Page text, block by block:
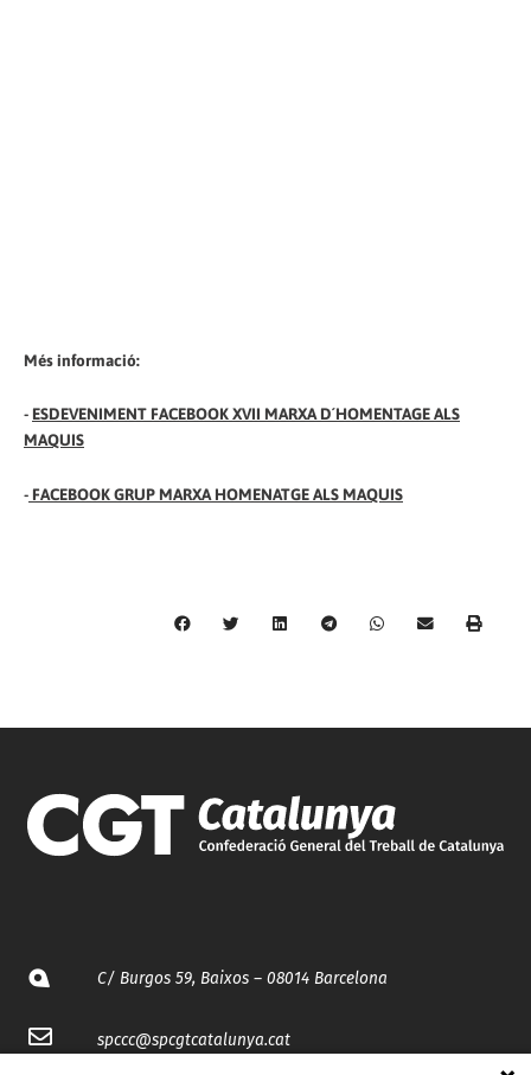
Més informació:
- ESDEVENIMENT FACEBOOK XVII MARXA D´HOMENTAGE ALS
MAQUIS
- FACEBOOK GRUP MARXA HOMENATGE ALS MAQUIS
C/ Burgos 59, Baixos – 08014 Barcelona
spccc@spcgtcatalunya.cat